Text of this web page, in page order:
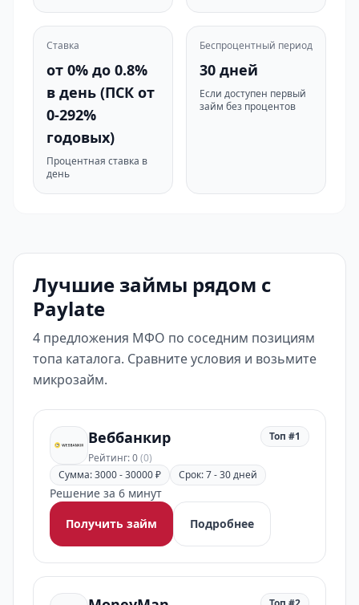
Ставка
от 0% до 0.8%
в день (ПСК от
0-292%
годовых)
Процентная ставка в
день
Беспроцентный период
30 дней
Если доступен первый
займ без процентов
Лучшие займы рядом с
Paylate
4 предложения МФО по соседним позициям
топа каталога. Сравните условия и возьмите
микрозайм.
Веббанкир
Рейтинг: 0(0)
Топ #1
Сумма: 3000 - 30000 ₽ Срок: 7 - 30 дней
Решение за 6 минут
Получить займ
Подробнее